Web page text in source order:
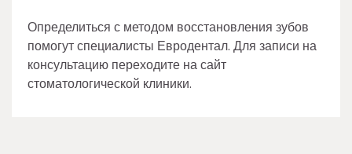
Определиться с методом восстановления зубов
помогут специалисты Евродентал. Для записи на
консультацию переходите на сайт
стоматологической клиники.